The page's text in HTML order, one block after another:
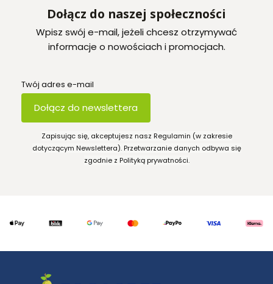
Dołącz do naszej społeczności
Wpisz swój e-mail, jeżeli chcesz otrzymywać
informacje o nowościach i promocjach.
Twój adres e-mail
Dołącz do newslettera
Zapisując się, akceptujesz nasz Regulamin (w zakresie
dotyczącym Newslettera). Przetwarzanie danych odbywa się
zgodnie z Polityką prywatności.